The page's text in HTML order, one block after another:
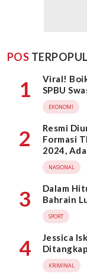
POS
1
Viral!
SPBU
EKONOMI
2
Resmi
Formasi
2024,
Wahid
NASIONAL
3
Dalam
Bahrain
SPORT
4
Jessica
Ditangkap
KRIMINAL